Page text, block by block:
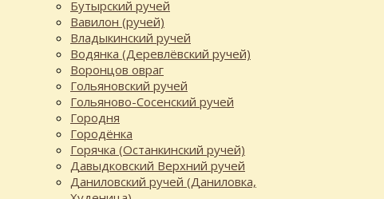
Бутырский ручей
Вавилон (ручей)
Владыкинский ручей
Водянка (Деревлёвский ручей)
Воронцов овраг
Гольяновский ручей
Гольяново-Сосенский ручей
Городня
Городёнка
Горячка (Останкинский ручей)
Давыдковский Верхний ручей
Даниловский ручей (Даниловка,